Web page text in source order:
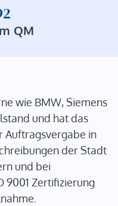
QM
wie BMW, Siemens
und hat das
Auftragsvergabe in
der Stadt
und bei
9001 Zertifizierung